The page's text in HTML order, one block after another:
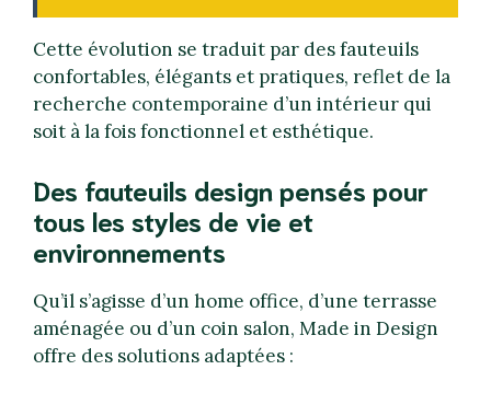
Cette évolution se traduit par des fauteuils
confortables, élégants et pratiques, reflet de la
recherche contemporaine d’un intérieur qui
soit à la fois fonctionnel et esthétique.
Des fauteuils design pensés pour
tous les styles de vie et
environnements
Qu’il s’agisse d’un home office, d’une terrasse
aménagée ou d’un coin salon, Made in Design
offre des solutions adaptées :